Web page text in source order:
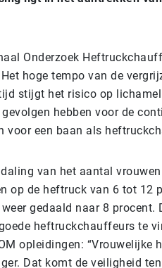
Onderzoek
hoge tempo van de
stijgt het risico op
hebben voor de
voor een baan als
van het aantal
op de heftruck van 6 tot 12
gedaald naar 8 procent.
heftruckchauffeurs te
opleidingen: “Vrouwelijke
Dat komt de veiligheid